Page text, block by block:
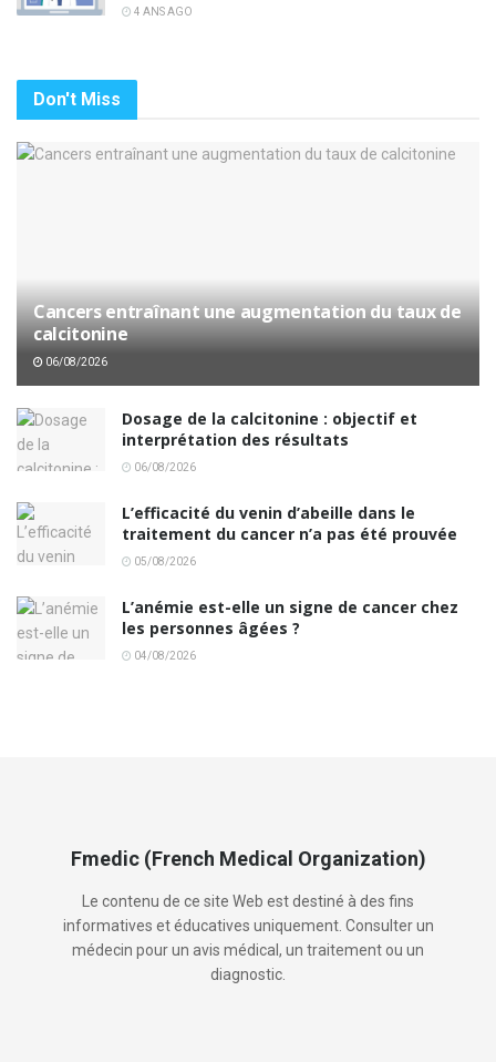
4 ANS AGO
Don't Miss
Cancers entraînant une augmentation du taux de
calcitonine
06/08/2026
Dosage de la calcitonine : objectif et
interprétation des résultats
06/08/2026
L’efficacité du venin d’abeille dans le
traitement du cancer n’a pas été prouvée
05/08/2026
L’anémie est-elle un signe de cancer chez
les personnes âgées ?
04/08/2026
Fmedic (French Medical Organization)
Le contenu de ce site Web est destiné à des fins
informatives et éducatives uniquement. Consulter un
médecin pour un avis médical, un traitement ou un
diagnostic.